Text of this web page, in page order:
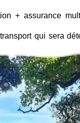
+ assurance
qui sera